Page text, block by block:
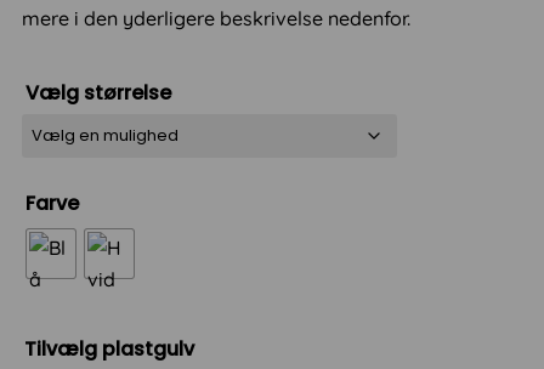
mere i den yderligere beskrivelse nedenfor.
Vælg størrelse
Farve
Tilvælg plastgulv